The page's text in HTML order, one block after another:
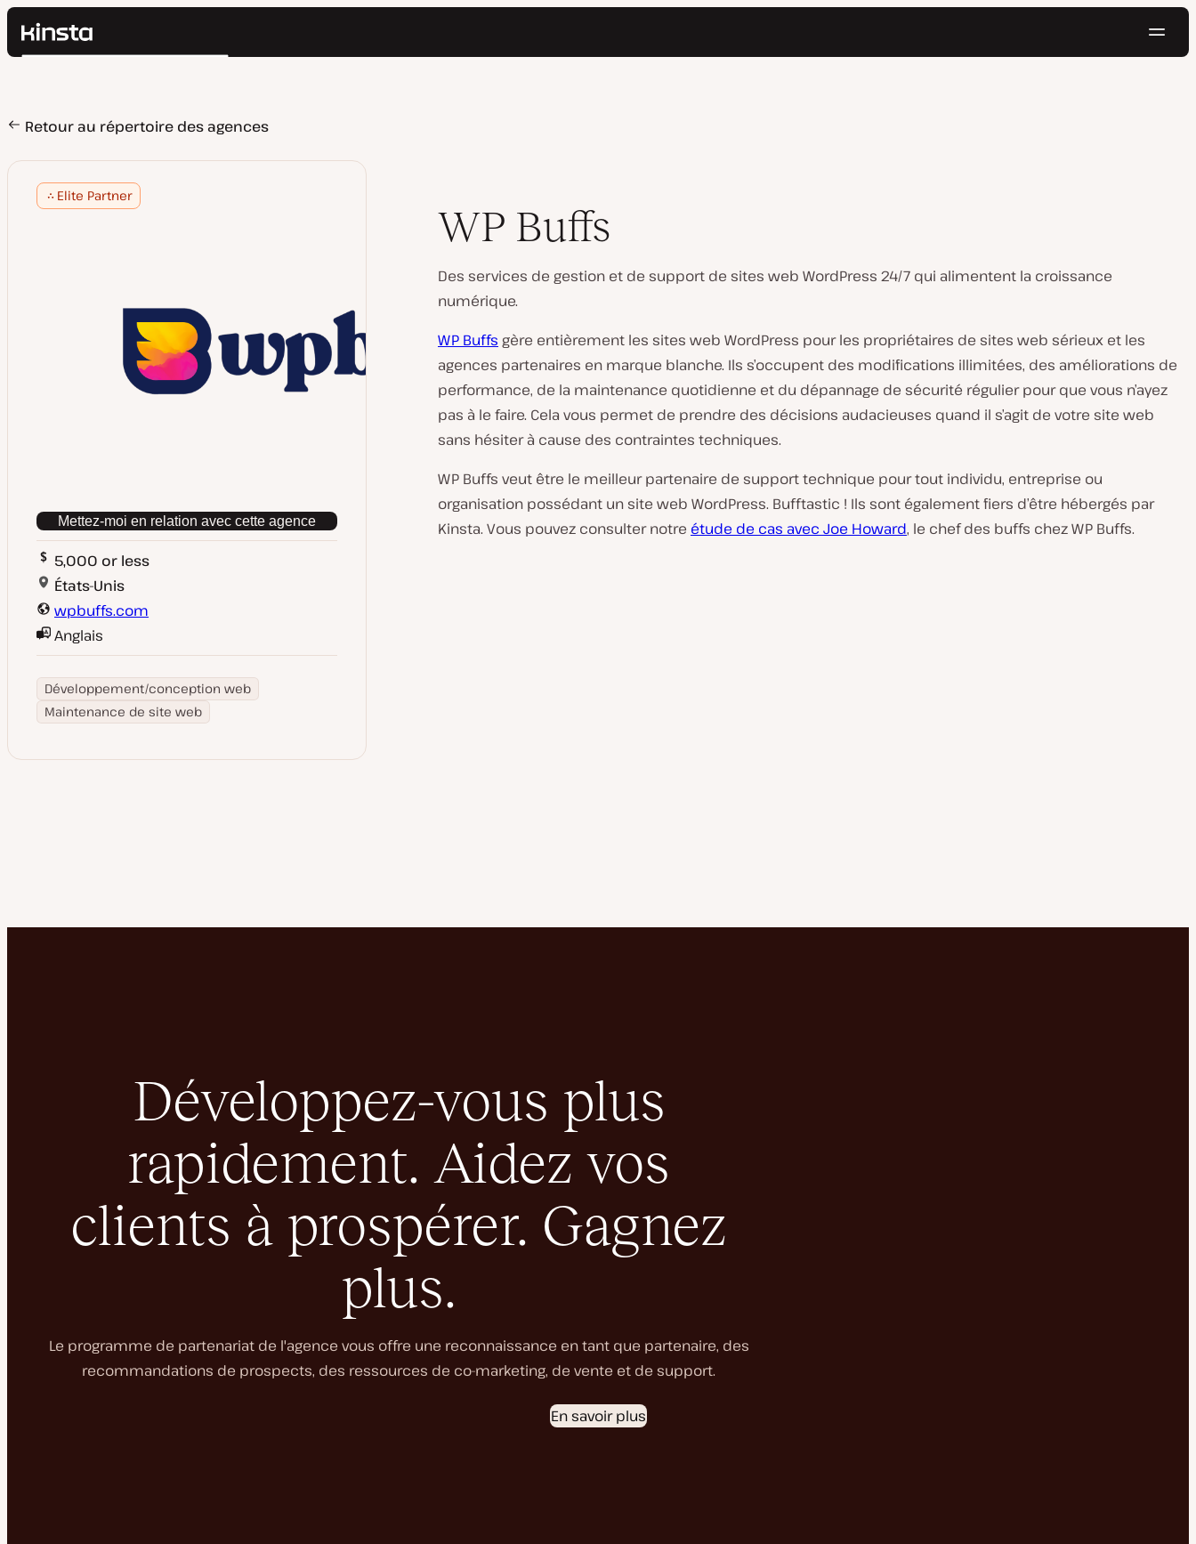
Kinsta®
Prix
Ressources
Contact
Rechercher
Retour au répertoire des agences
Elite Partner
Mettez-moi en relation avec cette agence
5,000 or less
États-Unis
wpbuffs.com
Anglais
Développement/conception web
Maintenance de site web
WP Buffs
Des services de gestion et de support de sites web WordPress 24/7 qui alimentent la croissance
numérique.
WP Buffs gère entièrement les sites web WordPress pour les propriétaires de sites web sérieux et les
agences partenaires en marque blanche. Ils s’occupent des modifications illimitées, des améliorations de
performance, de la maintenance quotidienne et du dépannage de sécurité régulier pour que vous n’ayez
pas à le faire. Cela vous permet de prendre des décisions audacieuses quand il s’agit de votre site web
sans hésiter à cause des contraintes techniques.
WP Buffs veut être le meilleur partenaire de support technique pour tout individu, entreprise ou
organisation possédant un site web WordPress. Bufftastic ! Ils sont également fiers d’être hébergés par
Kinsta. Vous pouvez consulter notre étude de cas avec Joe Howard, le chef des buffs chez WP Buffs.
Développez-vous plus
rapidement. Aidez vos
clients à prospérer. Gagnez
plus.
Le programme de partenariat de l'agence vous offre une reconnaissance en tant que partenaire, des
recommandations de prospects, des ressources de co-marketing, de vente et de support.
En savoir plus